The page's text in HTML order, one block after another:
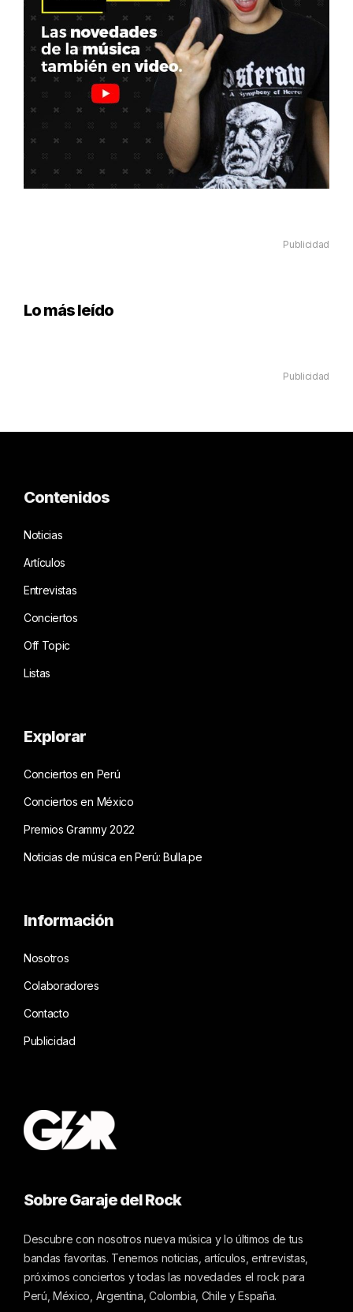
Publicidad
Lo más leído
Publicidad
Contenidos
Noticias
Artículos
Entrevistas
Conciertos
Off Topic
Listas
Explorar
Conciertos en Perú
Conciertos en México
Premios Grammy 2022
Noticias de música en Perú: Bulla.pe
Información
Nosotros
Colaboradores
Contacto
Publicidad
Sobre Garaje del Rock
Descubre con nosotros nueva música y lo últimos de tus
bandas favoritas. Tenemos noticias, artículos, entrevistas,
próximos conciertos y todas las novedades el rock para
Perú, México, Argentina, Colombia, Chile y España.